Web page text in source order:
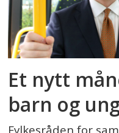
Et nytt
barn og